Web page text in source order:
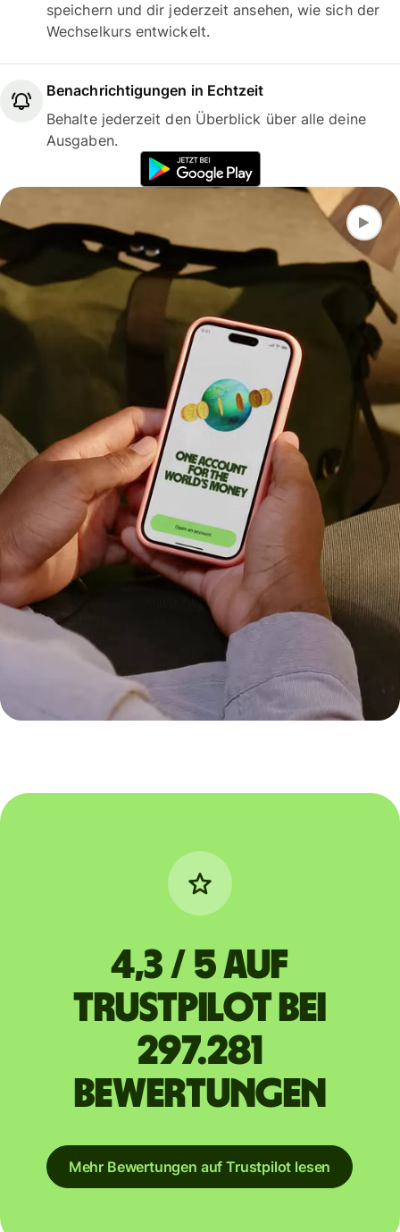
speichern und dir jederzeit ansehen, wie sich der
Wechselkurs entwickelt.
Benachrichtigungen in Echtzeit
Behalte jederzeit den Überblick über alle deine
Ausgaben.
4,3 / 5 auf
Trustpilot bei
297.281
Bewertungen
Mehr Bewertungen auf Trustpilot lesen